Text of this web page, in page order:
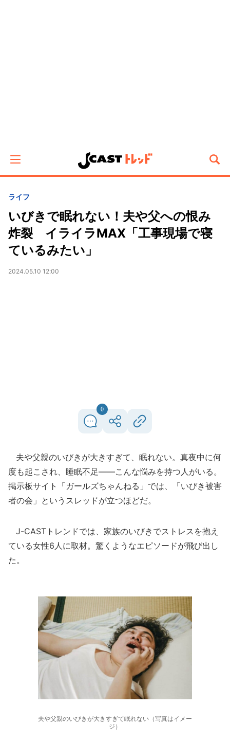
ライフ
いびきで眠れない！夫や父への恨み
炸裂 イライラMAX「工事現場で寝
ているみたい」
2024.05.10 12:00
0
夫や父親のいびきが大きすぎて、眠れない。真夜中に何
度も起こされ、睡眠不足――こんな悩みを持つ人がいる。
掲示板サイト「ガールズちゃんねる」では、「いびき被害
者の会」というスレッドが立つほどだ。
J-CASTトレンドでは、家族のいびきでストレスを抱え
ている女性6人に取材。驚くようなエピソードが飛び出し
た。
夫や父親のいびきが大きすぎて眠れない（写真はイメー
ジ）